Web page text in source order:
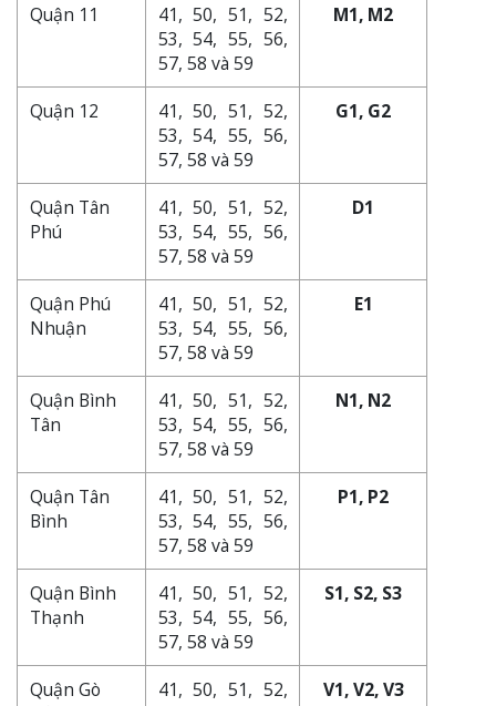
Quận 11
41, 50, 51, 52,
53, 54, 55, 56,
57, 58 và 59
M1, M2
Quận 12
41, 50, 51, 52,
53, 54, 55, 56,
57, 58 và 59
G1, G2
Quận Tân
Phú
41, 50, 51, 52,
53, 54, 55, 56,
57, 58 và 59
D1
Quận Phú
Nhuận
41, 50, 51, 52,
53, 54, 55, 56,
57, 58 và 59
E1
Quận Bình
Tân
41, 50, 51, 52,
53, 54, 55, 56,
57, 58 và 59
N1, N2
Quận Tân
Bình
41, 50, 51, 52,
53, 54, 55, 56,
57, 58 và 59
P1, P2
Quận Bình
Thạnh
41, 50, 51, 52,
53, 54, 55, 56,
57, 58 và 59
S1, S2, S3
Quận Gò
41, 50, 51, 52,
V1, V2, V3